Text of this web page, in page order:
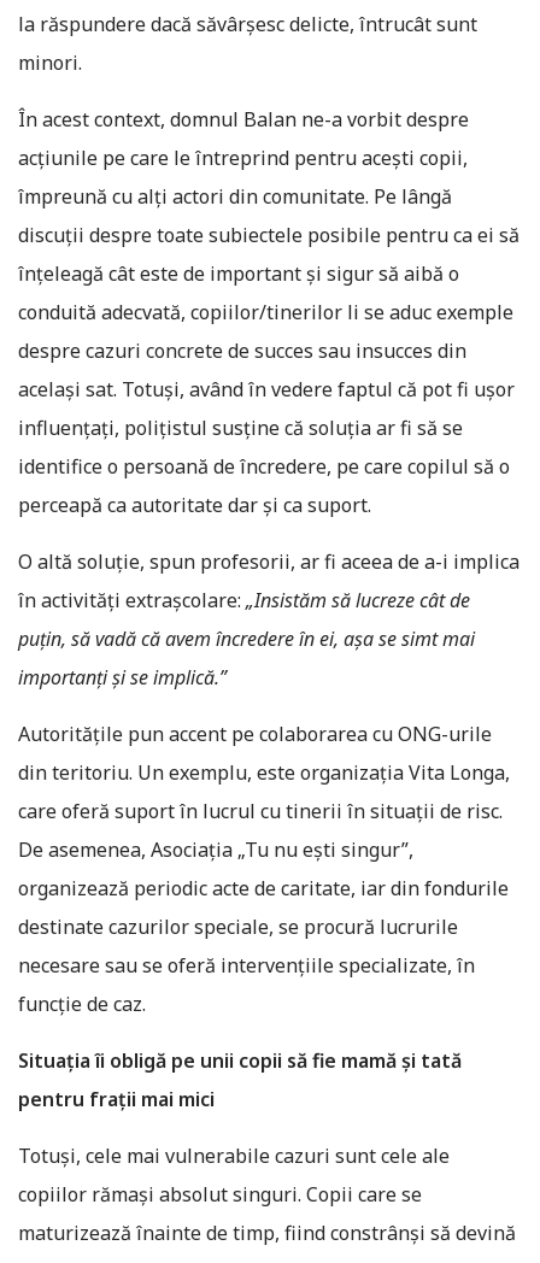
la răspundere dacă săvârșesc delicte, întrucât sunt
minori.
În acest context, domnul Balan ne-a vorbit despre
acțiunile pe care le întreprind pentru acești copii,
împreună cu alți actori din comunitate. Pe lângă
discuții despre toate subiectele posibile pentru ca ei să
înțeleagă cât este de important și sigur să aibă o
conduită adecvată, copiilor/tinerilor li se aduc exemple
despre cazuri concrete de succes sau insucces din
același sat. Totuși, având în vedere faptul că pot fi ușor
influențați, polițistul susține că soluția ar fi să se
identifice o persoană de încredere, pe care copilul să o
perceapă ca autoritate dar și ca suport.
O altă soluție, spun profesorii, ar fi aceea de a-i implica
în activități extrașcolare: „Insistăm să lucreze cât de
puțin, să vadă că avem încredere în ei, așa se simt mai
importanți și se implică.”
Autoritățile pun accent pe colaborarea cu ONG-urile
din teritoriu. Un exemplu, este organizația Vita Longa,
care oferă suport în lucrul cu tinerii în situații de risc.
De asemenea, Asociația „Tu nu ești singur”,
organizează periodic acte de caritate, iar din fondurile
destinate cazurilor speciale, se procură lucrurile
necesare sau se oferă intervențiile specializate, în
funcție de caz.
Situaţia îi obligă pe unii copii să fie mamă şi tată
pentru fraţii mai mici
Totuși, cele mai vulnerabile cazuri sunt cele ale
copiilor rămași absolut singuri. Copii care se
maturizează înainte de timp, fiind constrânși să devină